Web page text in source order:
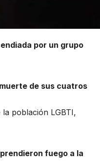
por un grupo
de sus cuatros
población LGBTI,
fuego a la